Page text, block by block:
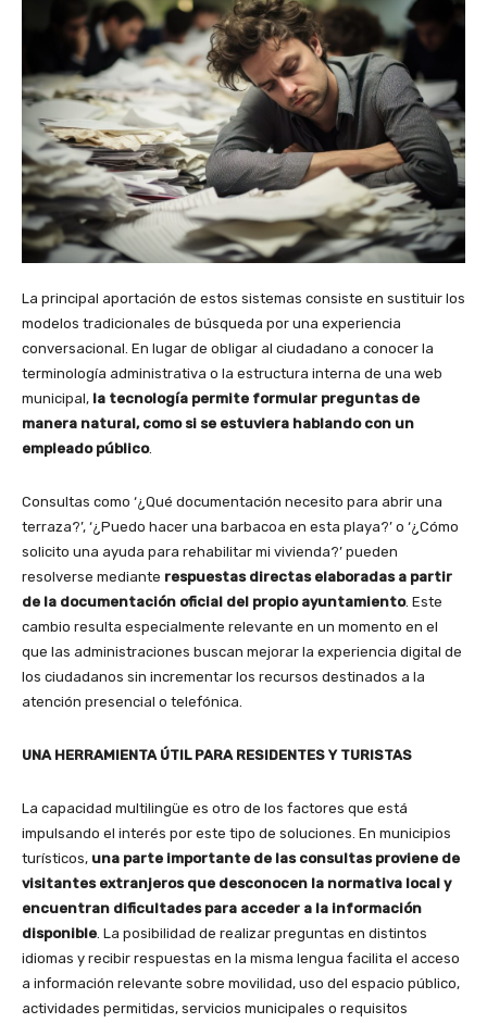
La principal aportación de estos sistemas consiste en sustituir los
modelos tradicionales de búsqueda por una experiencia
conversacional. En lugar de obligar al ciudadano a conocer la
terminología administrativa o la estructura interna de una web
municipal, la tecnología permite formular preguntas de
manera natural, como si se estuviera hablando con un
empleado público.
Consultas como ‘¿Qué documentación necesito para abrir una
terraza?’, ‘¿Puedo hacer una barbacoa en esta playa?’ o ‘¿Cómo
solicito una ayuda para rehabilitar mi vivienda?’ pueden
resolverse mediante respuestas directas elaboradas a partir
de la documentación oficial del propio ayuntamiento. Este
cambio resulta especialmente relevante en un momento en el
que las administraciones buscan mejorar la experiencia digital de
los ciudadanos sin incrementar los recursos destinados a la
atención presencial o telefónica.
UNA HERRAMIENTA ÚTIL PARA RESIDENTES Y TURISTAS
La capacidad multilingüe es otro de los factores que está
impulsando el interés por este tipo de soluciones. En municipios
turísticos, una parte importante de las consultas proviene de
visitantes extranjeros que desconocen la normativa local y
encuentran dificultades para acceder a la información
disponible. La posibilidad de realizar preguntas en distintos
idiomas y recibir respuestas en la misma lengua facilita el acceso
a información relevante sobre movilidad, uso del espacio público,
actividades permitidas, servicios municipales o requisitos